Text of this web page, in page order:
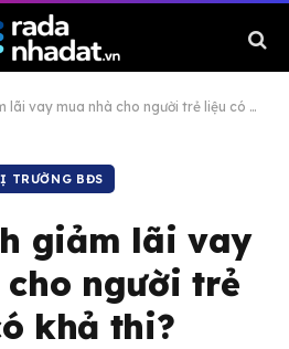
vay mua nhà cho người trẻ liệu có khả thi?
TRƯỜNG BĐS
giảm lãi vay
người trẻ
khả thi?